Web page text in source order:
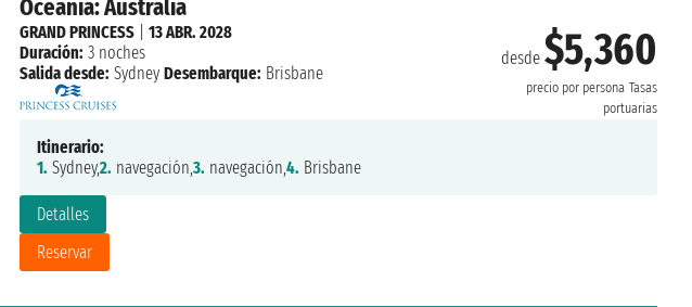
Oceania: Australia
desde $5,360
precio por persona Tasas
portuarias
Detalles
Reservar
GRAND PRINCESS| 13 ABR. 2028
Duración: 3 noches
Salida desde: Sydney Desembarque: Brisbane
Itinerario:
1. Sydney,2. navegación,3. navegación,4. Brisbane